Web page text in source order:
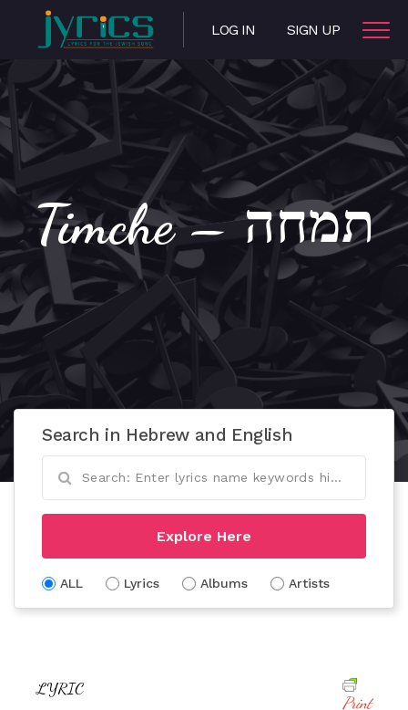
LOG IN SIGN UP
Timche – תמחה
Search in Hebrew and English
Explore Here
ALL Lyrics Albums Artists
LYRIC
Print